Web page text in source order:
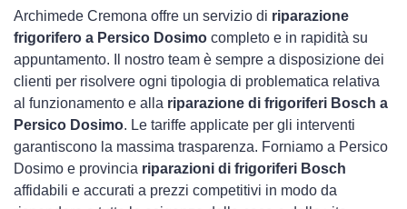
Archimede Cremona offre un servizio di riparazione
frigorifero a Persico Dosimo completo e in rapidità su
appuntamento. Il nostro team è sempre a disposizione dei
clienti per risolvere ogni tipologia di problematica relativa
al funzionamento e alla riparazione di frigoriferi Bosch a
Persico Dosimo. Le tariffe applicate per gli interventi
garantiscono la massima trasparenza. Forniamo a Persico
Dosimo e provincia riparazioni di frigoriferi Bosch
affidabili e accurati a prezzi competitivi in modo da